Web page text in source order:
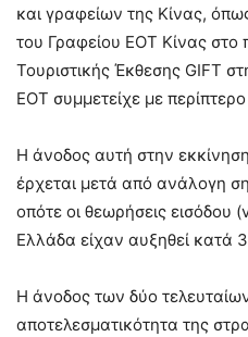
και γραφείων της Κίνας,
του Γραφείου ΕΟΤ Κίνας στο
Τουριστικής Έκθεσης GIFT
ΕΟΤ συμμετείχε με
Η άνοδος αυτή στην
έρχεται μετά από ανάλογη
οπότε οι θεωρήσεις εισόδου
Ελλάδα είχαν αυξηθεί κατά
Η άνοδος των δύο
αποτελεσματικότητα της